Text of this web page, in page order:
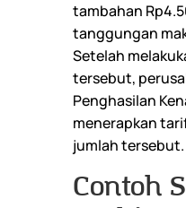
tambahan
tanggungan
Setelah
tersebut,
Penghasilan
menerapkan
jumlah tersebut.
Contoh